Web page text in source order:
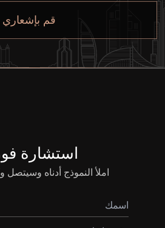
قم بإشعاري
استشارة
املأ النموذج أدناه وسيتصل